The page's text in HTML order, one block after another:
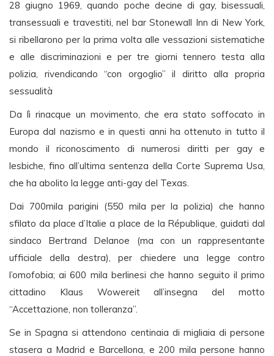
28 giugno 1969, quando poche decine di gay, bisessuali,
transessuali e travestiti, nel bar Stonewall Inn di New York,
si ribellarono per la prima volta alle vessazioni sistematiche
e alle discriminazioni e per tre giorni tennero testa alla
polizia, rivendicando “con orgoglio” il diritto alla propria
sessualità
Da lì rinacque un movimento, che era stato soffocato in
Europa dal nazismo e in questi anni ha ottenuto in tutto il
mondo il riconoscimento di numerosi diritti per gay e
lesbiche, fino all’ultima sentenza della Corte Suprema Usa,
che ha abolito la legge anti-gay del Texas.
Dai 700mila parigini (550 mila per la polizia) che hanno
sfilato da place d’Italie a place de la République, guidati dal
sindaco Bertrand Delanoe (ma con un rappresentante
ufficiale della destra), per chiedere una legge contro
l’omofobia; ai 600 mila berlinesi che hanno seguito il primo
cittadino Klaus Wowereit all’insegna del motto
“Accettazione, non tolleranza”.
Se in Spagna si attendono centinaia di migliaia di persone
stasera a Madrid e Barcellona, e 200 mila persone hanno